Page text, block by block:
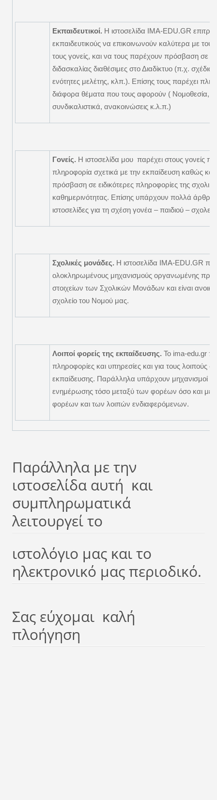
Εκπαιδευτικοί. Η ιστοσελίδα IMA-EDU.GR
εκπαιδευτικούς να επικοινωνούν καλύτερα με
τους γονείς, και να τους παρέχουν πρόσβαση σε
διδασκαλίας διαθέσιμες στο Διαδίκτυο (π.χ.
ενότητες μελέτης, κλπ.). Επίσης τους παρέχει
διάφορα θέματα που τους αφορούν ( Νομοθεσία,
συνδικαλιστικά, ανακοινώσεις κ.λ.π.)
Γονείς. Η ιστοσελίδα μου παρέχει στους γονείς
πληροφορία σχετικά με την εκπαίδευση καθώς
πρόσβαση σε ειδικότερες πληροφορίες της
καθημερινότητας. Επίσης υπάρχουν πολλά άρθρα
ιστοσελίδες για τη σχέση γονέα – παιδιού –
Σχολικές μονάδες. Η ιστοσελίδα IMA-EDU.GR
ολοκληρωμένους μηχανισμούς οργανωμένης
στοιχείων των Σχολικών Μονάδων και είναι
σχολείο του Νομού μας.
Λοιποί φορείς της εκπαίδευσης. Το ima-edu.gr
πληροφορίες και υπηρεσίες και για τους λοιπούς
εκπαίδευσης. Παράλληλα υπάρχουν μηχανισμοί
ενημέρωσης τόσο μεταξύ των φορέων όσο και
φορέων και των λοιπών ενδιαφερόμενων.
Παράλληλα με την
ιστοσελίδα αυτή και
συμπληρωματικά
λειτουργεί το
ιστολόγιο μας και το
ηλεκτρονικό μας περιοδικό.
Σας εύχομαι καλή
πλοήγηση